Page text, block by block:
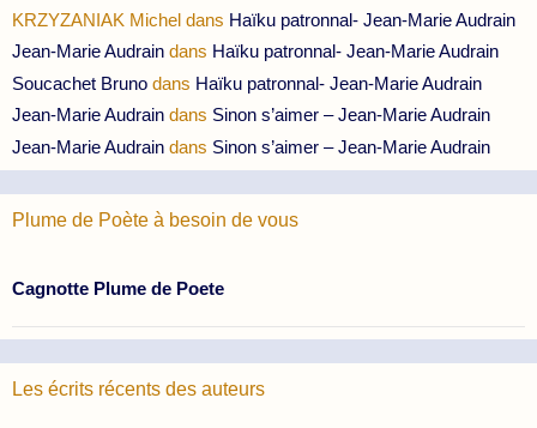
KRZYZANIAK Michel dans Haïku patronnal- Jean-Marie Audrain
Jean-Marie Audrain dans Haïku patronnal- Jean-Marie Audrain
Soucachet Bruno dans Haïku patronnal- Jean-Marie Audrain
Jean-Marie Audrain dans Sinon s’aimer – Jean-Marie Audrain
Jean-Marie Audrain dans Sinon s’aimer – Jean-Marie Audrain
Plume de Poète à besoin de vous
Cagnotte Plume de Poete
Les écrits récents des auteurs